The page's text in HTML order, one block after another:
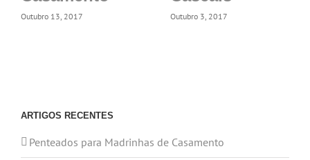
Outubro 13, 2017 Outubro 3, 2017
ARTIGOS RECENTES
Penteados para Madrinhas de Casamento